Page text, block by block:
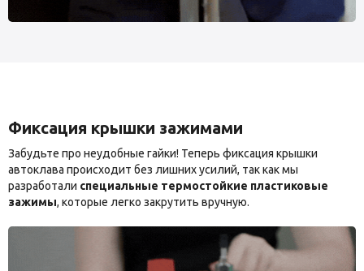
Фиксация крышки зажимами
Забудьте про неудобные гайки! Теперь фиксация крышки
автоклава происходит без лишних усилий, так как мы
разработали специальные термостойкие пластиковые
зажимы, которые легко закрутить вручную.